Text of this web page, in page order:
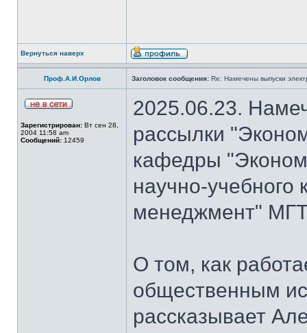
Вернуться наверх
Проф.А.И.Орлов Заголовок сообщения: Re: Намечены выпуски
Зарегистрирован: Вт сен 28,
2004 11:58 am
Сообщений: 12459
2025.06.23.
рассылки
кафедры
научно-
менеджмент"
О том, как
общественным
рассказывает